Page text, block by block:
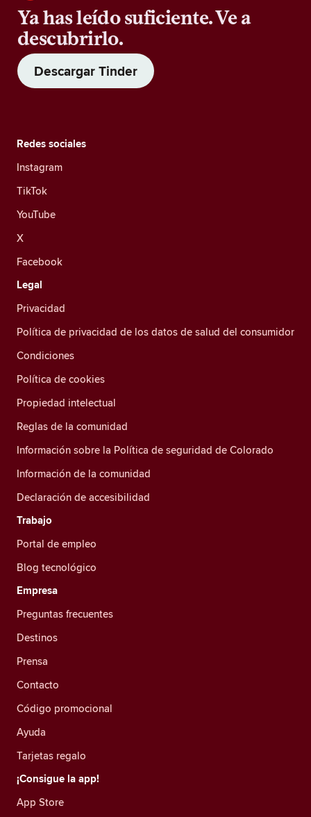
Ya has leído suficiente. Ve a
descubrirlo.
Descargar Tinder
Redes sociales
Instagram
TikTok
YouTube
X
Facebook
Legal
Privacidad
Política de privacidad de los datos de salud del consumidor
Condiciones
Política de cookies
Propiedad intelectual
Reglas de la comunidad
Información sobre la Política de seguridad de Colorado
Información de la comunidad
Declaración de accesibilidad
Trabajo
Portal de empleo
Blog tecnológico
Empresa
Preguntas frecuentes
Destinos
Prensa
Contacto
Código promocional
Ayuda
Tarjetas regalo
¡Consigue la app!
App Store